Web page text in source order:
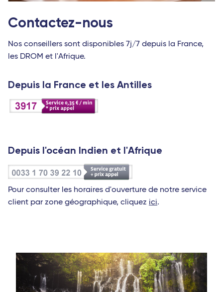
Contactez-nous
Nos conseillers sont disponibles 7j/7 depuis la France,
les DROM et l'Afrique.
Depuis la France et les Antilles
Depuis l'océan Indien et l'Afrique
Pour consulter les horaires d'ouverture de notre service
client par zone géographique, cliquez ici.